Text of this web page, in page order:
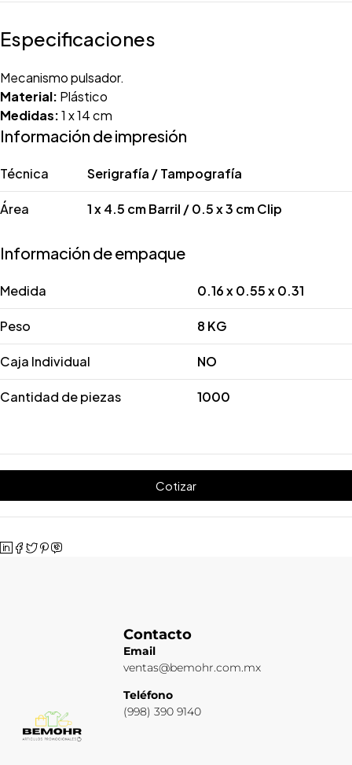
Especificaciones
Mecanismo pulsador.
Material: Plástico
Medidas:1 x 14 cm
Información de impresión
Técnica Serigrafía / Tampografía
Área 1 x 4.5 cm Barril / 0.5 x 3 cm Clip
Información de empaque
Medida 0.16 x 0.55 x 0.31
Peso 8 KG
Caja Individual NO
Cantidad de piezas 1000
Cotizar
Contacto
Email
ventas@bemohr.com.mx
Teléfono
(998) 390 9140